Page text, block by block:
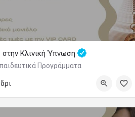
στην Κλινική Ύπνωση
Προγράμματα
2026 10:00 - 14 Φεβρουαρίου 2027 10:00